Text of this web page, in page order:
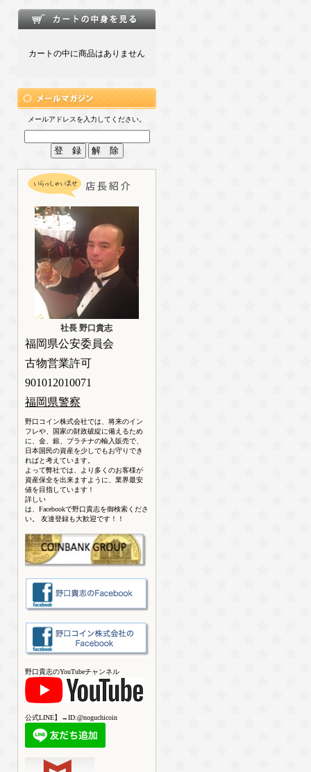
カートの中に商品はありません
メールアドレスを入力してください。
社長 野口貴志
福岡県公安委員会
古物営業許可
901012010071
福岡県警察
野口コイン株式会社では、将来のイン
フレや、国家の財政破綻に備えるため
に、金、銀、プラチナの輸入販売で、
日本国民の資産を少しでもお守りでき
ればと考えています。
よって弊社では、より多くのお客様が
資産保全を出来ますように、業界最安
値を目指しています！
詳しい
は、Facebookで野口貴志を御検索くださ
い。 友達登録も大歓迎です！！
野口貴志のYouTubeチャンネル
公式LINE】→ID:@noguchicoin